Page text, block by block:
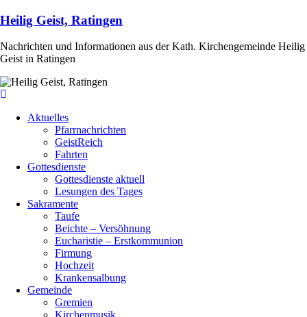
Heilig Geist, Ratingen
Nachrichten und Informationen aus der Kath. Kirchengemeinde Heilig
Geist in Ratingen
Aktuelles
Pfarrnachrichten
GeistReich
Fahrten
Gottesdienste
Gottesdienste aktuell
Lesungen des Tages
Sakramente
Taufe
Beichte – Versöhnung
Eucharistie – Erstkommunion
Firmung
Hochzeit
Krankensalbung
Gemeinde
Gremien